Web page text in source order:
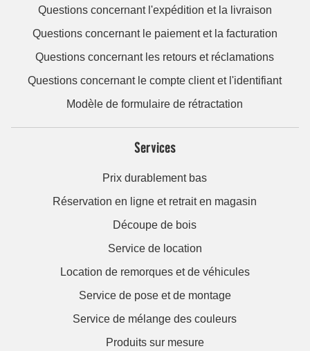
Questions concernant l'expédition et la livraison
Questions concernant le paiement et la facturation
Questions concernant les retours et réclamations
Questions concernant le compte client et l'identifiant
Modèle de formulaire de rétractation
Services
Prix durablement bas
Réservation en ligne et retrait en magasin
Découpe de bois
Service de location
Location de remorques et de véhicules
Service de pose et de montage
Service de mélange des couleurs
Produits sur mesure